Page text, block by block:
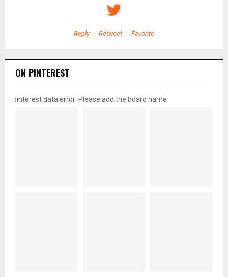
Reply Retweet Favorite
ON PINTEREST
pinterest data error: Please add the board name